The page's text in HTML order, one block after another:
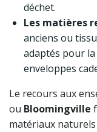
déchet.
Les matières
anciens ou
adaptés pour
enveloppes
Le recours aux
ou Bloomingville
matériaux naturels